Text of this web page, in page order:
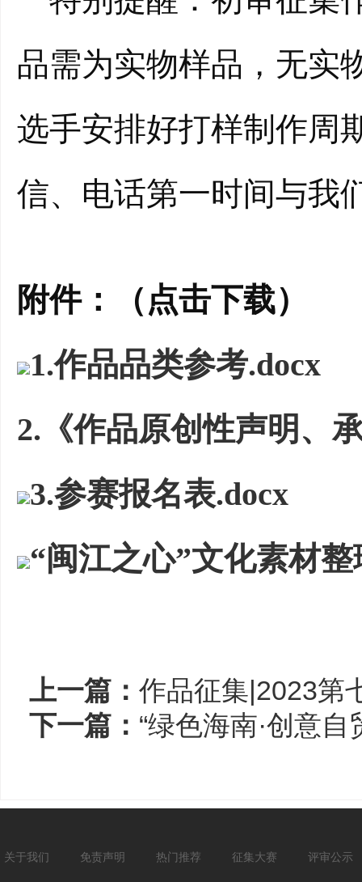
品需为实物样品，无实
选手安排好打样制作周
信、电话第一时间与我
附件：（点击下载）
1.作品品类参考.docx
2.《作品原创性声明、
3.参赛报名表.docx
“闽江之心”文化素材
上一篇： 作品征集|2023第
下一篇： “绿色海南·创意
关于我们 免责声明 热门推荐 征集大赛 评审公示